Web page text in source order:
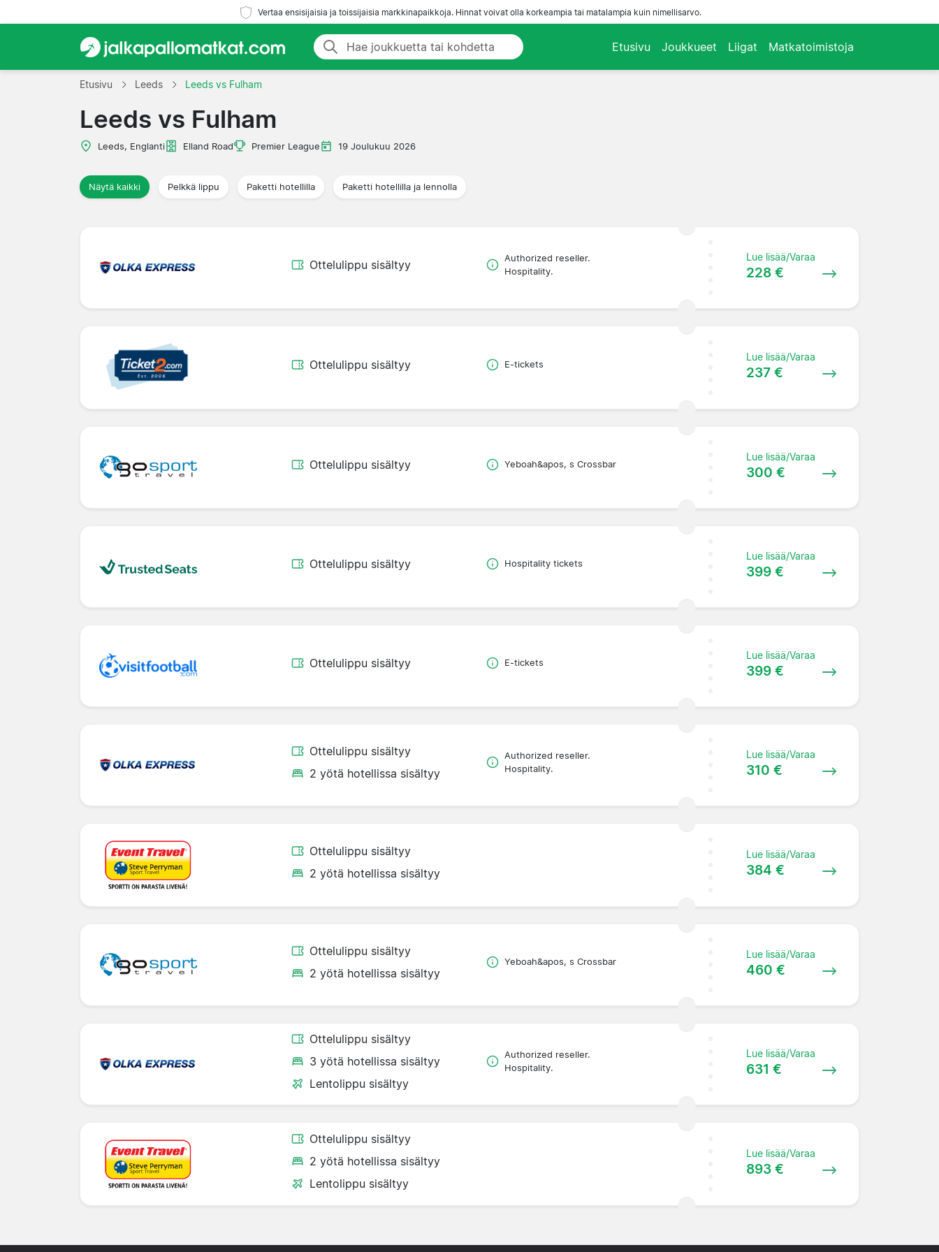
Vertaa ensisijaisia ja toissijaisia markkinapaikkoja. Hinnat voivat olla korkeampia tai matalampia kuin nimellisarvo.
Etusivu Joukkueet Liigat Matkatoimistoja
Etusivu Leeds Leeds vs Fulham
Leeds vs Fulham
Leeds, Englanti Elland Road Premier League 19 Joulukuu 2026
Näytä kaikki Pelkkä lippu Paketti hotellilla Paketti hotellilla ja lennolla
Ottelulippu sisältyy
Authorized reseller.
Hospitality.
Lue lisää/Varaa
228 €
Ottelulippu sisältyy E-tickets
Lue lisää/Varaa
237 €
Ottelulippu sisältyy Yeboah&apos, s Crossbar
Lue lisää/Varaa
300 €
Ottelulippu sisältyy Hospitality tickets
Lue lisää/Varaa
399 €
Ottelulippu sisältyy E-tickets
Lue lisää/Varaa
399 €
Ottelulippu sisältyy
2 yötä hotellissa sisältyy
Authorized reseller.
Hospitality.
Lue lisää/Varaa
310 €
Ottelulippu sisältyy
2 yötä hotellissa sisältyy
Lue lisää/Varaa
384 €
Ottelulippu sisältyy
2 yötä hotellissa sisältyy
Yeboah&apos, s Crossbar
Lue lisää/Varaa
460 €
Ottelulippu sisältyy
3 yötä hotellissa sisältyy
Lentolippu sisältyy
Authorized reseller.
Hospitality.
Lue lisää/Varaa
631 €
Ottelulippu sisältyy
2 yötä hotellissa sisältyy
Lentolippu sisältyy
Lue lisää/Varaa
893 €